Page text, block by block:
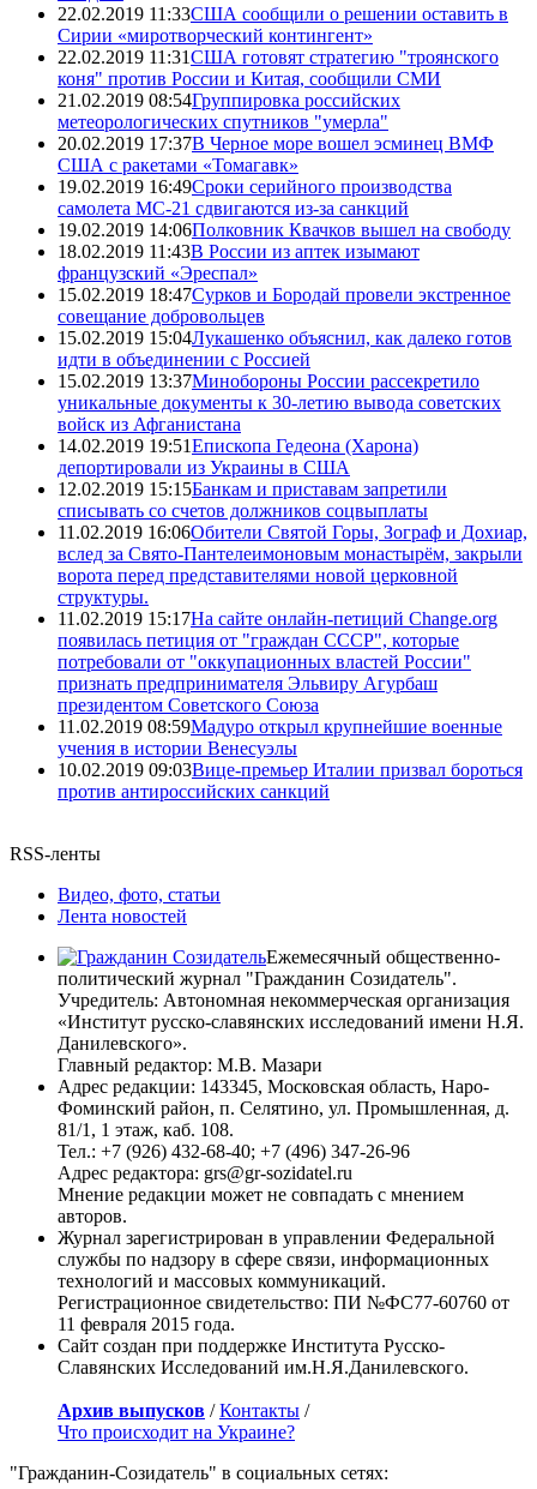
22.02.2019 11:33США сообщили о решении оставить в
Сирии «миротворческий контингент»
22.02.2019 11:31США готовят стратегию "троянского
коня" против России и Китая, сообщили СМИ
21.02.2019 08:54Группировка российских
метеорологических спутников "умерла"
20.02.2019 17:37В Черное море вошел эсминец ВМФ
США с ракетами «Томагавк»
19.02.2019 16:49Сроки серийного производства
самолета МС-21 сдвигаются из-за санкций
19.02.2019 14:06Полковник Квачков вышел на свободу
18.02.2019 11:43В России из аптек изымают
французский «Эреспал»
15.02.2019 18:47Сурков и Бородай провели экстренное
совещание добровольцев
15.02.2019 15:04Лукашенко объяснил, как далеко готов
идти в объединении с Россией
15.02.2019 13:37Минобороны России рассекретило
уникальные документы к 30-летию вывода советских
войск из Афганистана
14.02.2019 19:51Епископа Гедеона (Харона)
депортировали из Украины в США
12.02.2019 15:15Банкам и приставам запретили
списывать со счетов должников соцвыплаты
11.02.2019 16:06Обители Святой Горы, Зограф и Дохиар,
вслед за Свято-Пантелеимоновым монастырём, закрыли
ворота перед представителями новой церковной
структуры.
11.02.2019 15:17На сайте онлайн-петиций Change.org
появилась петиция от "граждан СССР", которые
потребовали от "оккупационных властей России"
признать предпринимателя Эльвиру Агурбаш
президентом Советского Союза
11.02.2019 08:59Мадуро открыл крупнейшие военные
учения в истории Венесуэлы
10.02.2019 09:03Вице-премьер Италии призвал бороться
против антироссийских санкций
RSS-ленты
Видео, фото, статьи
Лента новостей
Ежемесячный общественно-
политический журнал "Гражданин Созидатель".
Учредитель: Автономная некоммерческая организация
«Институт русско-славянских исследований имени Н.Я.
Данилевского».
Главный редактор: М.В. Мазари
Адрес редакции: 143345, Московская область, Наро-
Фоминский район, п. Селятино, ул. Промышленная, д.
81/1, 1 этаж, каб. 108.
Тел.: +7 (926) 432-68-40; +7 (496) 347-26-96
Адрес редактора: grs@gr-sozidatel.ru
Мнение редакции может не совпадать с мнением
авторов.
Журнал зарегистрирован в управлении Федеральной
службы по надзору в сфере связи, информационных
технологий и массовых коммуникаций.
Регистрационное свидетельство: ПИ №ФС77-60760 от
11 февраля 2015 года.
Сайт создан при поддержке Института Русско-
Славянских Исследований им.Н.Я.Данилевского.
Архив выпусков /Контакты /
Что происходит на Украине?
"Гражданин-Созидатель" в социальных сетях: